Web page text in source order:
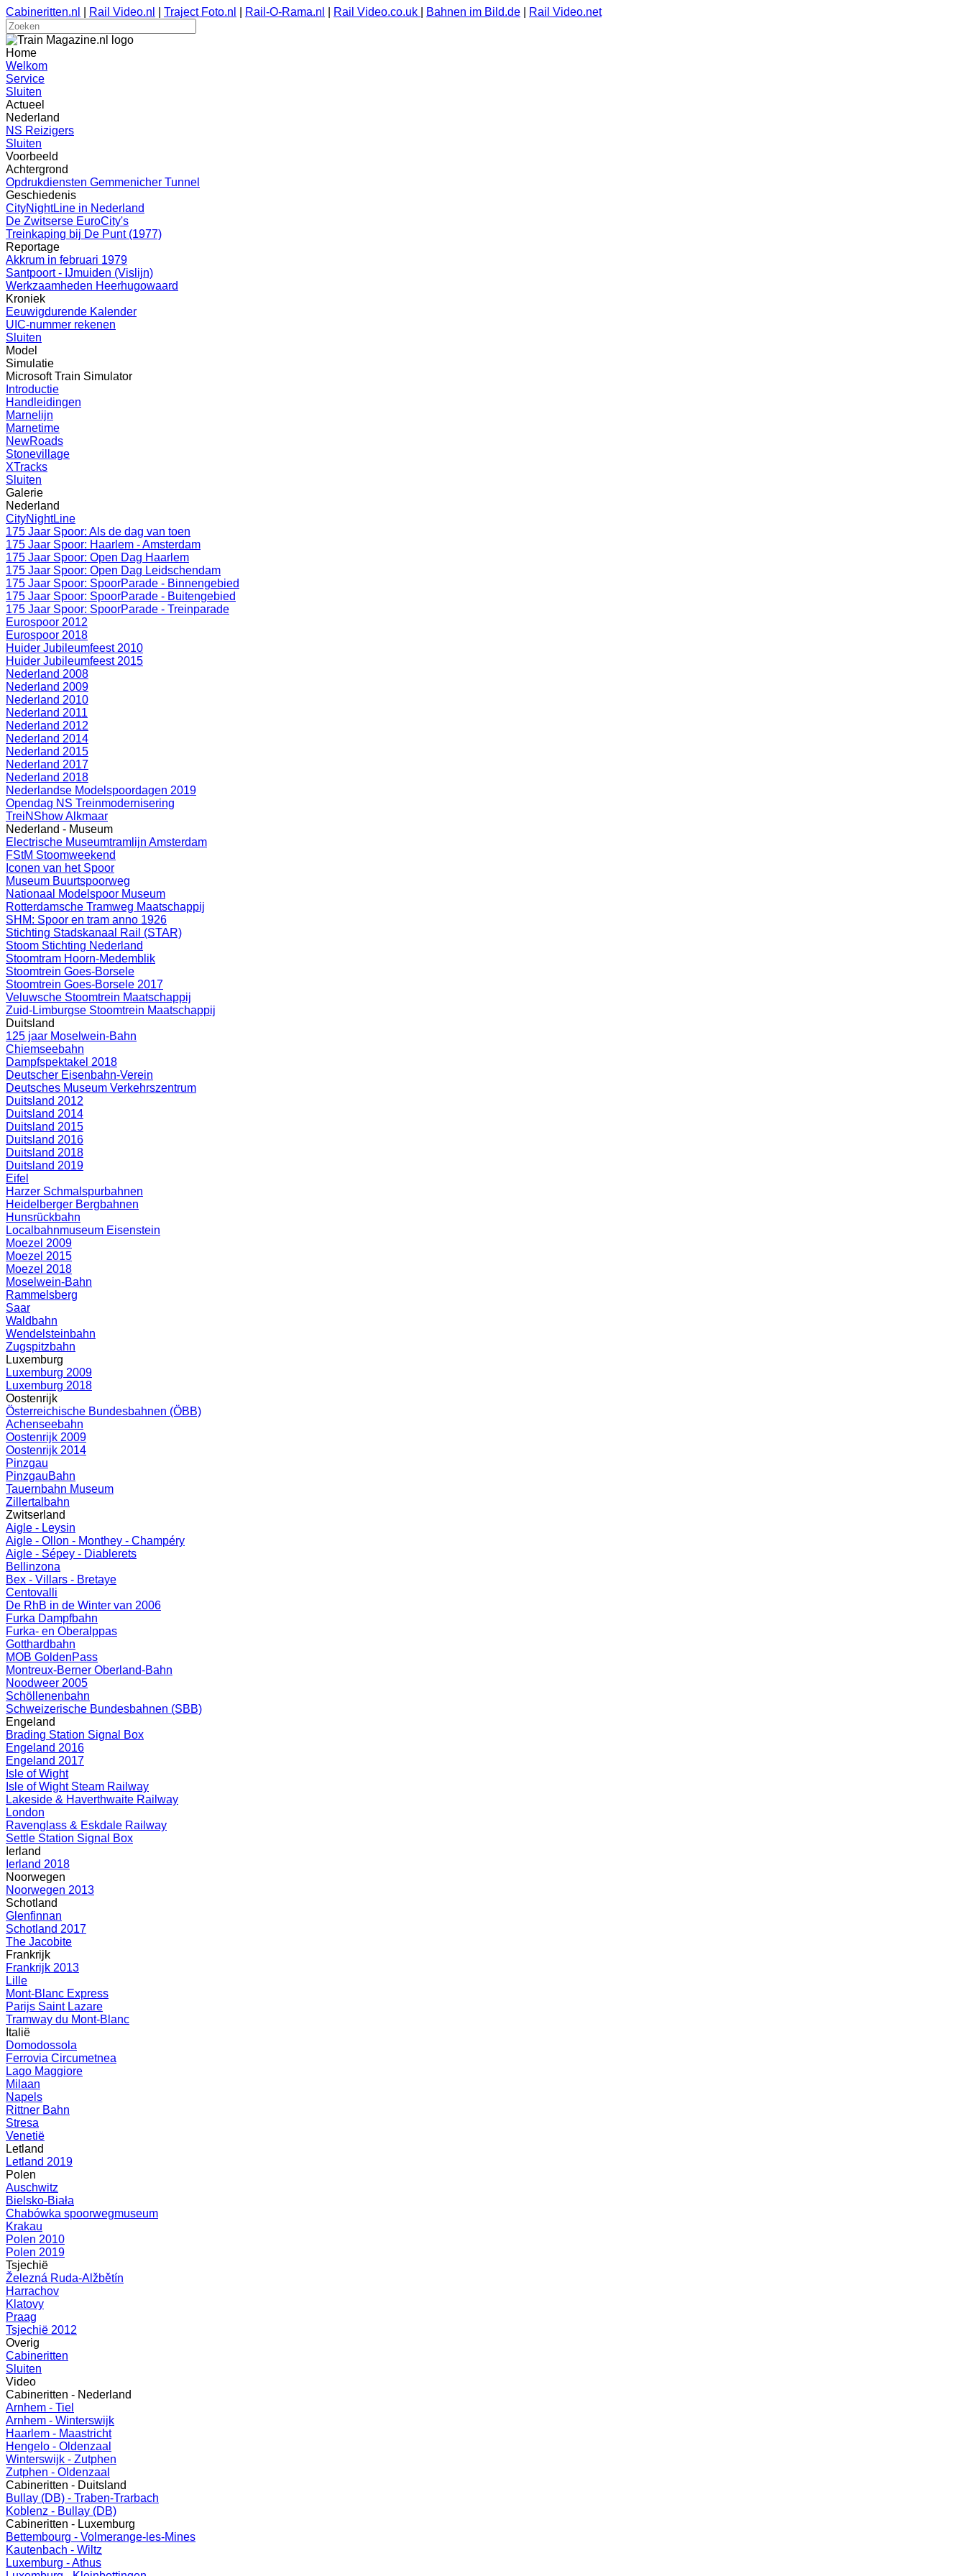
Cabineritten.nl Rail Video.nl Traject Foto.nl Rail-O-Rama.nl Rail Video.co.uk Bahnen im Bild.de Rail Video.net
Home
Welkom
Service
Sluiten
Actueel
Nederland
NS Reizigers
Sluiten
Voorbeeld
Achtergrond
Opdrukdiensten Gemmenicher Tunnel
Geschiedenis
CityNightLine in Nederland
De Zwitserse EuroCity's
Treinkaping bij De Punt (1977)
Reportage
Akkrum in februari 1979
Santpoort - IJmuiden (Vislijn)
Werkzaamheden Heerhugowaard
Kroniek
Eeuwigdurende Kalender
UIC-nummer rekenen
Sluiten
Model
Simulatie
Microsoft Train Simulator
Introductie
Handleidingen
Marnelijn
Marnetime
NewRoads
Stonevillage
XTracks
Sluiten
Galerie
Nederland
CityNightLine
175 Jaar Spoor: Als de dag van toen
175 Jaar Spoor: Haarlem - Amsterdam
175 Jaar Spoor: Open Dag Haarlem
175 Jaar Spoor: Open Dag Leidschendam
175 Jaar Spoor: SpoorParade - Binnengebied
175 Jaar Spoor: SpoorParade - Buitengebied
175 Jaar Spoor: SpoorParade - Treinparade
Eurospoor 2012
Eurospoor 2018
Huider Jubileumfeest 2010
Huider Jubileumfeest 2015
Nederland 2008
Nederland 2009
Nederland 2010
Nederland 2011
Nederland 2012
Nederland 2014
Nederland 2015
Nederland 2017
Nederland 2018
Nederlandse Modelspoordagen 2019
Opendag NS Treinmodernisering
TreiNShow Alkmaar
Nederland - Museum
Electrische Museumtramlijn Amsterdam
FStM Stoomweekend
Iconen van het Spoor
Museum Buurtspoorweg
Nationaal Modelspoor Museum
Rotterdamsche Tramweg Maatschappij
SHM: Spoor en tram anno 1926
Stichting Stadskanaal Rail (STAR)
Stoom Stichting Nederland
Stoomtram Hoorn-Medemblik
Stoomtrein Goes-Borsele
Stoomtrein Goes-Borsele 2017
Veluwsche Stoomtrein Maatschappij
Zuid-Limburgse Stoomtrein Maatschappij
Duitsland
125 jaar Moselwein-Bahn
Chiemseebahn
Dampfspektakel 2018
Deutscher Eisenbahn-Verein
Deutsches Museum Verkehrszentrum
Duitsland 2012
Duitsland 2014
Duitsland 2015
Duitsland 2016
Duitsland 2018
Duitsland 2019
Eifel
Harzer Schmalspurbahnen
Heidelberger Bergbahnen
Hunsrückbahn
Localbahnmuseum Eisenstein
Moezel 2009
Moezel 2015
Moezel 2018
Moselwein-Bahn
Rammelsberg
Saar
Waldbahn
Wendelsteinbahn
Zugspitzbahn
Luxemburg
Luxemburg 2009
Luxemburg 2018
Oostenrijk
Österreichische Bundesbahnen (ÖBB)
Achenseebahn
Oostenrijk 2009
Oostenrijk 2014
Pinzgau
PinzgauBahn
Tauernbahn Museum
Zillertalbahn
Zwitserland
Aigle - Leysin
Aigle - Ollon - Monthey - Champéry
Aigle - Sépey - Diablerets
Bellinzona
Bex - Villars - Bretaye
Centovalli
De RhB in de Winter van 2006
Furka Dampfbahn
Furka- en Oberalppas
Gotthardbahn
MOB GoldenPass
Montreux-Berner Oberland-Bahn
Noodweer 2005
Schöllenenbahn
Schweizerische Bundesbahnen (SBB)
Engeland
Brading Station Signal Box
Engeland 2016
Engeland 2017
Isle of Wight
Isle of Wight Steam Railway
Lakeside & Haverthwaite Railway
London
Ravenglass & Eskdale Railway
Settle Station Signal Box
Ierland
Ierland 2018
Noorwegen
Noorwegen 2013
Schotland
Glenfinnan
Schotland 2017
The Jacobite
Frankrijk
Frankrijk 2013
Lille
Mont-Blanc Express
Parijs Saint Lazare
Tramway du Mont-Blanc
Italië
Domodossola
Ferrovia Circumetnea
Lago Maggiore
Milaan
Napels
Rittner Bahn
Stresa
Venetië
Letland
Letland 2019
Polen
Auschwitz
Bielsko-Biała
Chabówka spoorwegmuseum
Krakau
Polen 2010
Polen 2019
Tsjechië
Železná Ruda-Alžbětín
Harrachov
Klatovy
Praag
Tsjechië 2012
Overig
Cabineritten
Sluiten
Video
Cabineritten - Nederland
Arnhem - Tiel
Arnhem - Winterswijk
Haarlem - Maastricht
Hengelo - Oldenzaal
Winterswijk - Zutphen
Zutphen - Oldenzaal
Cabineritten - Duitsland
Bullay (DB) - Traben-Trarbach
Koblenz - Bullay (DB)
Cabineritten - Luxemburg
Bettembourg - Volmerange-les-Mines
Kautenbach - Wiltz
Luxemburg - Athus